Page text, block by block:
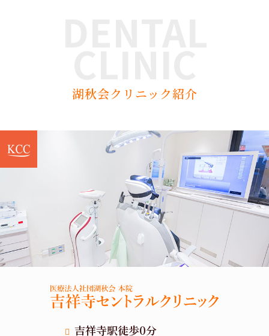
湖秋会クリニック紹介
吉祥寺駅徒歩0分